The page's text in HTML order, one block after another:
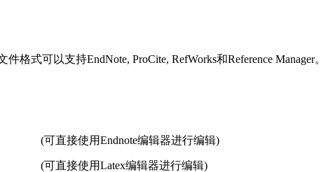
式可以支持EndNote, ProCite, RefWorks和Reference Manager。
(可直接使用Endnote编辑器进行编辑)
(可直接使用Latex编辑器进行编辑)